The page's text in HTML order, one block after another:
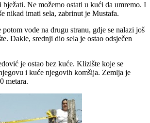
bježati. Ne možemo ostati u kući da umremo. I
nikad imati sela, zabrinut je Mustafa.
vode na drugu stranu, gdje se nalazi još
Dakle, srednji dio sela je ostao odsječen
je ostao bez kuće. Klizište koje se
i kuće njegovih komšija. Zemlja je
metara.